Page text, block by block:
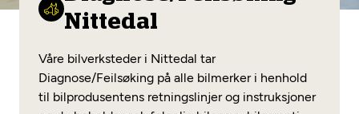
Diagnose/Feilsøking
Se alle (52) tjenester her
Fritt verkstedvalg
Mobilitetsgaranti
Opprett en konto
Nittedal
Våre bilverksteder i Nittedal tar
Diagnose/Feilsøking på alle bilmerker i henhold
til bilprodusentens retningslinjer og instruksjoner